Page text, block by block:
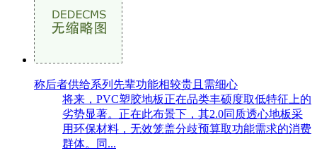
称后者供给系列先辈功能相较贵且需细心
将来，PVC塑胶地板正在品类丰硕度取低特征上的
劣势显著。正在此布景下，其2.0同质透心地板采
用环保材料，无效笼盖分歧预算取功能需求的消费
群体。同...